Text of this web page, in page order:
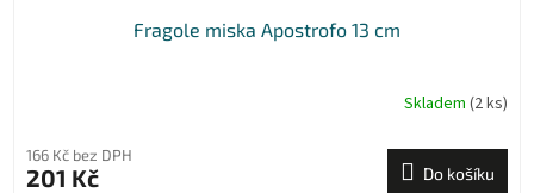
Fragole miska Apostrofo 13 cm
Skladem (2 ks)
166 Kč bez DPH
201 Kč Do košíku